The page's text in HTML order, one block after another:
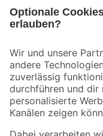
Der toom Newsletter: Keine
Zur Newsletter
Folge uns